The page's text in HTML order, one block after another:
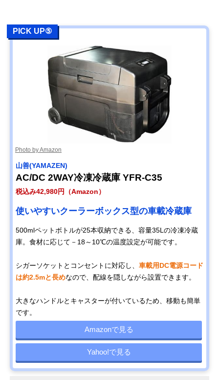
PICK UP⑤
Photo by Amazon
山善(YAMAZEN)
AC/DC 2WAY冷凍冷蔵庫 YFR-C35
税込み42,980円（Amazon）
使いやすいクーラーボックス型の車載冷蔵庫
500mlペットボトルが25本収納できる、容量35Lの冷凍冷蔵
庫。食材に応じて－18～10℃の温度設定が可能です。
シガーソケットとコンセントに対応し、 車載用DC電源コード
は約2.5mと長めなので、配線を隠しながら設置できます。
大きなハンドルとキャスターが付いているため、移動も簡単
です。
Amazonで見る
Yahoo!で見る